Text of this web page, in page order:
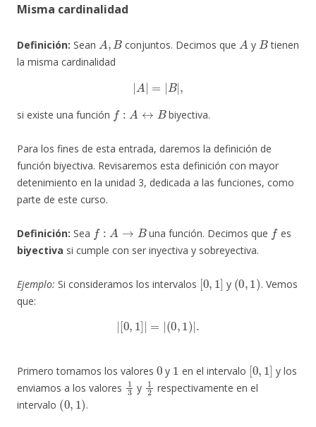
Misma cardinalidad
Definición: Sean
A B
conjuntos. Decimos que
A
y
B
tienen
la misma cardinalidad
| A| | B|
si existe una función
: ↔
biyectiva.
Para los fines de esta entrada, daremos la definición de
función biyectiva. Revisaremos esta definición con mayor
detenimiento en la unidad 3, dedicada a las funciones, como
parte de este curso.
Definición: Sea
: →
una función. Decimos que
f
es
biyectiva si cumple con ser inyectiva y sobreyectiva.
Ejemplo: Si consideramos los intervalos
[0 1]
y
(0 )
. Vemos
que:
|[0 ,1] |= |(0 1 )|
Primero tomamos los valores
0
y en el intervalo
[0 1]
y los
enviamos a los valores
13
y
12
respectivamente en el
intervalo
(0 1)
.